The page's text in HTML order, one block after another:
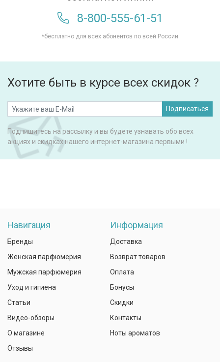
8-800-555-61-51
*бесплатно для всех абонентов по всей России
Хотите быть в курсе всех скидок ?
Подписаться
Подпишитесь на рассылку и вы будете узнавать обо всех
акциях и скидках нашего интернет-магазина первыми !
Навигация
Бренды
Женская парфюмерия
Мужская парфюмерия
Уход и гигиена
Статьи
Видео-обзоры
О магазине
Отзывы
Информация
Доставка
Возврат товаров
Оплата
Бонусы
Скидки
Контакты
Ноты ароматов